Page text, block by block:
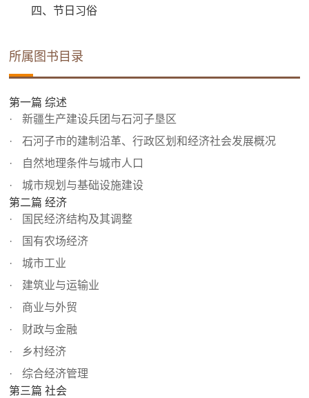
四、节日习俗
所属图书目录
第一篇 综述
新疆生产建设兵团与石河子垦区
石河子市的建制沿革、行政区划和经济社会发展概况
自然地理条件与城市人口
城市规划与基础设施建设
第二篇 经济
国民经济结构及其调整
国有农场经济
城市工业
建筑业与运输业
商业与外贸
财政与金融
乡村经济
综合经济管理
第三篇 社会